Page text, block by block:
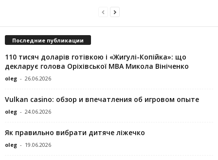
Последние публикации
110 тисяч доларів готівкою і «Жигулі-Копійка»: що
декларує голова Оріхівської МВА Микола Вініченко
oleg - 26.06.2026
Vulkan casino: обзор и впечатления об игровом опыте
oleg - 24.06.2026
Як правильно вибрати дитяче ліжечко
oleg - 19.06.2026